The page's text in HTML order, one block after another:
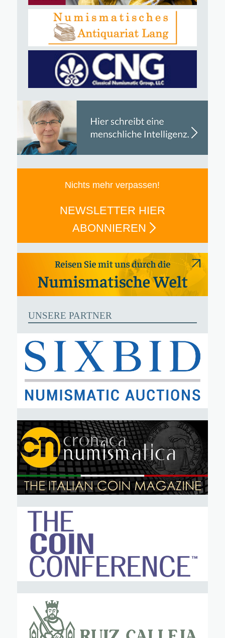
Nichts mehr verpassen!
NEWSLETTER HIER
ABONNIEREN
UNSERE PARTNER